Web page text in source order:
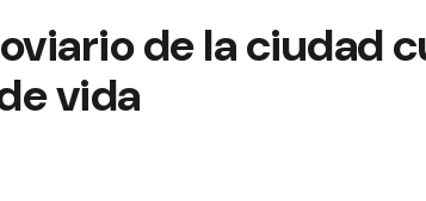
de la ciudad
vida